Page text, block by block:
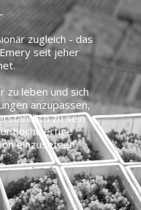
zugleich - das
seit jeher
zu leben und sich
anzupassen,
zu sein
hochwertige
einzusetzen.